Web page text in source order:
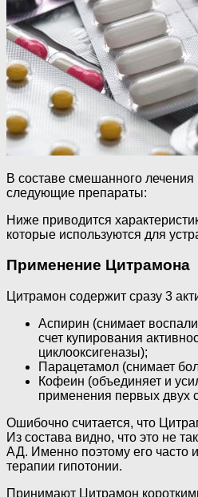
В составе смешанного
следующие препараты:
Ниже приводится
которые используются для
Применение Цитрамона
Цитрамон содержит сразу 3
Аспирин (снимает
счет купирования
циклооксигеназы);
Парацетамол (снимает
Кофеин (объединяет и
применения первых двух
Ошибочно считается, что
Из состава видно, что это не
АД. Именно поэтому его часто
терапии гипотонии.
Принимают Цитрамон